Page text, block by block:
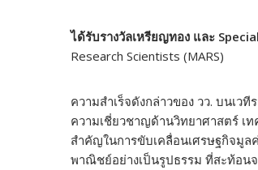
ได้รับรางวัลเหรียญทอง และ
Research Scientists (MARS)
ความสำเร็จดังกล่าวของ วว. บนเวที
ความเชี่ยวชาญด้านวิทยาศาสตร์ เ
สำคัญในการขับเคลื่อนเศรษฐกิจมูล
พาณิชย์อย่างเป็นรูปธรรม ที่สะท้อน